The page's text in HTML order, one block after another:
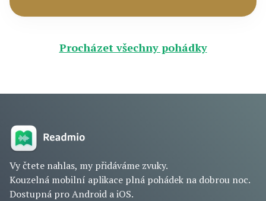
Procházet všechny pohádky
Vy čtete nahlas, my přidáváme zvuky.
Kouzelná mobilní aplikace plná pohádek na dobrou noc.
Dostupná pro Android a iOS.